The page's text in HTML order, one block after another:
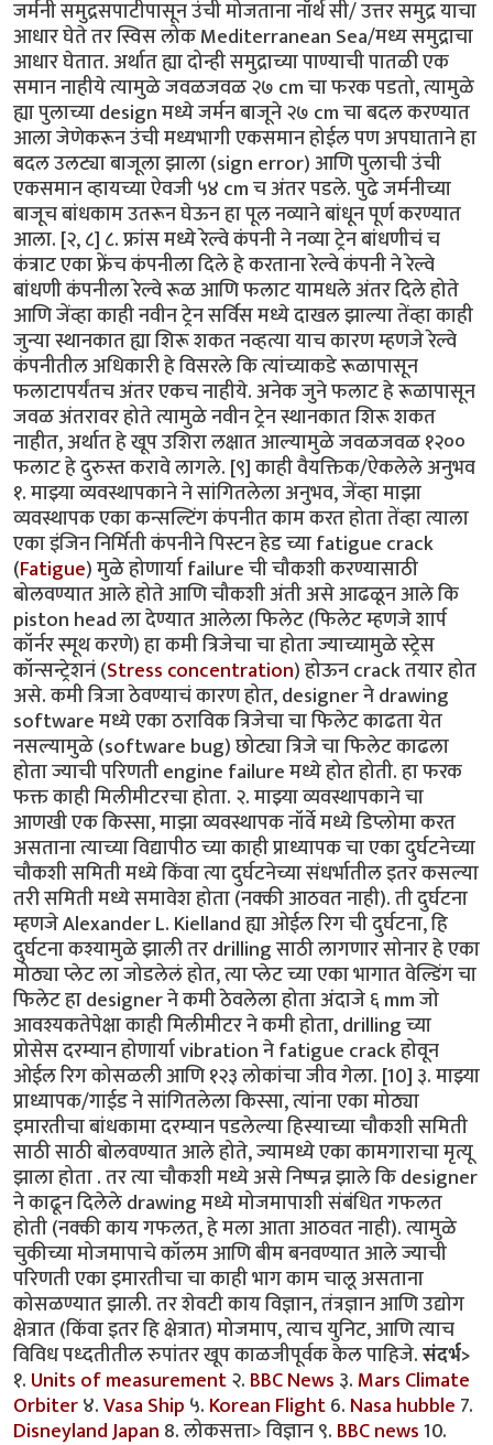
जर्मनी समुद्रसपाटीपासून उंची मोजताना नॉर्थ सी/ उत्तर समुद्र याचा
आधार घेते तर स्विस लोक Mediterranean Sea/मध्य समुद्राचा
आधार घेतात. अर्थात ह्या दोन्ही समुद्राच्या पाण्याची पातळी एक
समान नाहीये त्यामुळे जवळजवळ २७ cm चा फरक पडतो, त्यामुळे
ह्या पुलाच्या design मध्ये जर्मन बाजूने २७ cm चा बदल करण्यात
आला जेणेकरून उंची मध्यभागी एकसमान होईल पण अपघाताने हा
बदल उलट्या बाजूला झाला (sign error) आणि पुलाची उंची
एकसमान व्हायच्या ऐवजी ५४ cm च अंतर पडले. पुढे जर्मनीच्या
बाजूच बांधकाम उतरून घेऊन हा पूल नव्याने बांधून पूर्ण करण्यात
आला. [२, ८] ८. फ्रांस मध्ये रेल्वे कंपनी ने नव्या ट्रेन बांधणीचं च
कंत्राट एका फ्रेंच कंपनीला दिले हे करताना रेल्वे कंपनी ने रेल्वे
बांधणी कंपनीला रेल्वे रूळ आणि फलाट यामधले अंतर दिले होते
आणि जेंव्हा काही नवीन ट्रेन सर्विस मध्ये दाखल झाल्या तेंव्हा काही
जुन्या स्थानकात ह्या शिरू शकत नव्हत्या याच कारण म्हणजे रेल्वे
कंपनीतील अधिकारी हे विसरले कि त्यांच्याकडे रूळापासून
फलाटापर्यंतच अंतर एकच नाहीये. अनेक जुने फलाट हे रूळापासून
जवळ अंतरावर होते त्यामुळे नवीन ट्रेन स्थानकात शिरू शकत
नाहीत, अर्थात हे खूप उशिरा लक्षात आल्यामुळे जवळजवळ १२००
फलाट हे दुरुस्त करावे लागले. [९] काही वैयक्तिक/ऐकलेले अनुभव
१. माझ्या व्यवस्थापकाने ने सांगितलेला अनुभव, जेंव्हा माझा
व्यवस्थापक एका कन्सल्टिंग कंपनीत काम करत होता तेंव्हा त्याला
एका इंजिन निर्मिती कंपनीने पिस्टन हेड च्या fatigue crack
(Fatigue) मुळे होणार्या failure ची चौकशी करण्यासाठी
बोलवण्यात आले होते आणि चौकशी अंती असे आढळून आले कि
piston head ला देण्यात आलेला फिलेट (फिलेट म्हणजे शार्प
कॉर्नर स्मूथ करणे) हा कमी त्रिजेचा चा होता ज्याच्यामुळे स्ट्रेस
कॉन्सन्ट्रेशनं (Stress concentration) होऊन crack तयार होत
असे. कमी त्रिजा ठेवण्याचं कारण होत, designer ने drawing
software मध्ये एका ठराविक त्रिजेचा चा फिलेट काढता येत
नसल्यामुळे (software bug) छोट्या त्रिजे चा फिलेट काढला
होता ज्याची परिणती engine failure मध्ये होत होती. हा फरक
फक्त काही मिलीमीटरचा होता. २. माझ्या व्यवस्थापकाने चा
आणखी एक किस्सा, माझा व्यवस्थापक नॉर्वे मध्ये डिप्लोमा करत
असताना त्याच्या विद्यापीठ च्या काही प्राध्यापक चा एका दुर्घटनेच्या
चौकशी समिती मध्ये किंवा त्या दुर्घटनेच्या संधर्भातील इतर कसल्या
तरी समिती मध्ये समावेश होता (नक्की आठवत नाही). ती दुर्घटना
म्हणजे Alexander L. Kielland ह्या ओईल रिग ची दुर्घटना, हि
दुर्घटना कश्यामुळे झाली तर drilling साठी लागणार सोनार हे एका
मोठ्या प्लेट ला जोडलेलं होत, त्या प्लेट च्या एका भागात वेल्डिंग चा
फिलेट हा designer ने कमी ठेवलेला होता अंदाजे ६ mm जो
आवश्यकतेपेक्षा काही मिलीमीटर ने कमी होता, drilling च्या
प्रोसेस दरम्यान होणार्या vibration ने fatigue crack होवून
ओईल रिग कोसळली आणि १२३ लोकांचा जीव गेला. [10] ३. माझ्या
प्राध्यापक/गाईड ने सांगितलेला किस्सा, त्यांना एका मोठ्या
इमारतीचा बांधकामा दरम्यान पडलेल्या हिस्याच्या चौकशी समिती
साठी साठी बोलवण्यात आले होते, ज्यामध्ये एका कामगाराचा मृत्यू
झाला होता . तर त्या चौकशी मध्ये असे निष्पन्न झाले कि designer
ने काढून दिलेले drawing मध्ये मोजमापाशी संबंधित गफलत
होती (नक्की काय गफलत, हे मला आता आठवत नाही). त्यामुळे
चुकीच्या मोजमापाचे कॉलम आणि बीम बनवण्यात आले ज्याची
परिणती एका इमारतीचा चा काही भाग काम चालू असताना
कोसळण्यात झाली. तर शेवटी काय विज्ञान, तंत्रज्ञान आणि उद्योग
क्षेत्रात (किंवा इतर हि क्षेत्रात) मोजमाप, त्याच युनिट, आणि त्याच
विविध पध्दतीतील रुपांतर खूप काळजीपूर्वक केल पाहिजे.संदर्भ>
१.Units of measurement२.BBC News३.Mars Climate
Orbiter४.Vasa Ship५.Korean Flight6.Nasa hubble7.
Disneyland Japan8. लोकसत्ता> विज्ञान ९.BBC news10.